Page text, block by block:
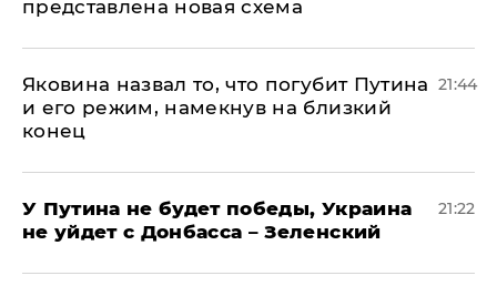
представлена новая схема
Яковина назвал то, что погубит Путина
и его режим, намекнув на близкий
конец
21:44
У Путина не будет победы, Украина
не уйдет с Донбасса – Зеленский
21:22